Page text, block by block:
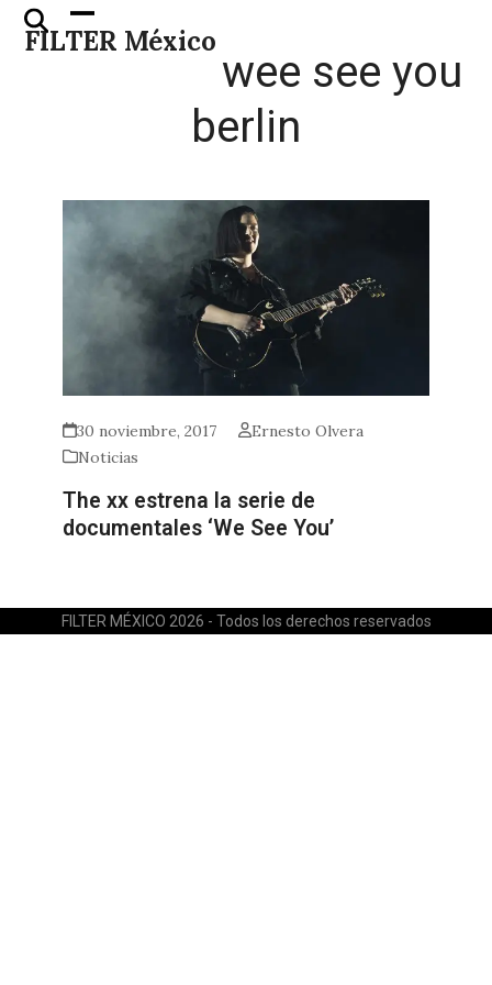
Skip
FILTER México
Open
mobile
Close
mobile
wee see you
berlin
30 noviembre, 2017
Ernesto Olvera
Noticias
The xx estrena la serie de
documentales ‘We See You’
FILTER MÉXICO 2026 - Todos los derechos reservados